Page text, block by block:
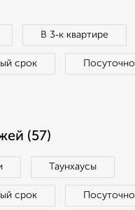
В 3‑к квартире
срок Посуточно
(57)
Таунхаусы
срок Посуточно